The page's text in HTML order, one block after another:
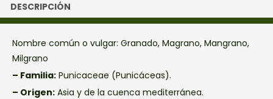
DESCRIPCIÓN
Nombre común o vulgar: Granado, Magrano, Mangrano,
Milgrano
– Familia: Punicaceae (Punicáceas).
– Origen: Asia y de la cuenca mediterránea.